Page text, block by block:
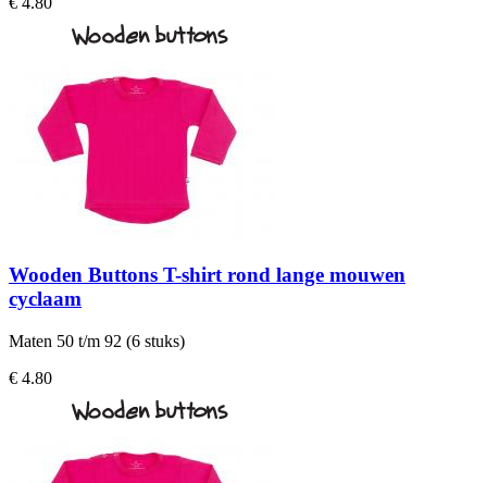
Wooden Buttons T-shirt rond lange mouwen
cyclaam
Maten 50 t/m 92 (6 stuks)
€ 4.80